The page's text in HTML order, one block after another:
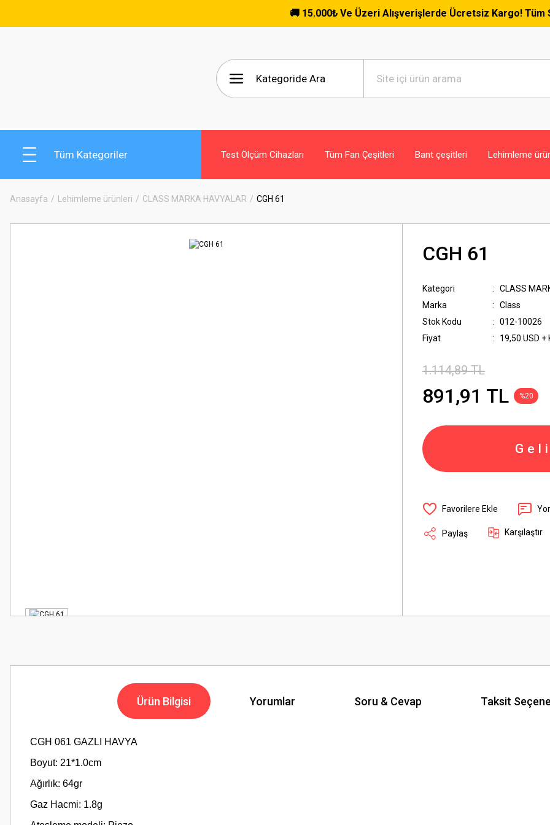
🚚 15.000₺ Ve Üzeri Alışverişlerde Ücretsiz Kargo! Tüm
Tüm Kategoriler Test Ölçüm Cihazları Tüm Fan Çeşitleri Bant çeşitleri Lehimleme
Anasayfa Lehimleme ürünleri CLASS MARKA HAVYALAR CGH 61
CGH 61
Kategori
CLASS
Marka
Class
Stok Kodu
012-10026
Fiyat
19,50 USD +
1.114,89 TL
891,91 TL %20
Paylaş Karşılaştır
Ürün Bilgisi Yorumlar Soru & Cevap Taksit
CGH 061 GAZLI HAVYA
Boyut: 21*1.0cm
Ağırlık: 64gr
Gaz Hacmi: 1.8g